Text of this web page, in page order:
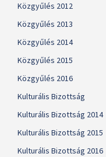
Közgyűlés 2012
Közgyűlés 2013
Közgyűlés 2014
Közgyűlés 2015
Közgyűlés 2016
Kulturális Bizottság
Kulturális Bizottság 2014
Kulturális Bizottság 2015
Kulturális Bizottság 2016